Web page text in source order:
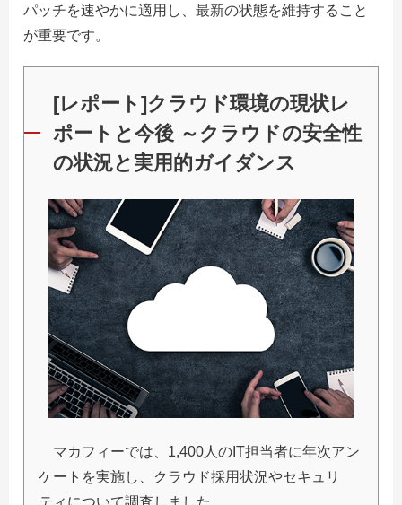
パッチを速やかに適用し、最新の状態を維持すること
が重要です。
[レポート]クラウド環境の現状レ
ポートと今後 ～クラウドの安全性
の状況と実用的ガイダンス
マカフィーでは、1,400人のIT担当者に年次アン
ケートを実施し、クラウド採用状況やセキュリ
ティについて調査しました。